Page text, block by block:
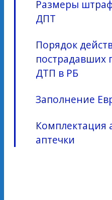
Размеры
ДПТ
Порядок
пострадавших
ДТП в РБ
Заполнение
Комплектация
аптечки